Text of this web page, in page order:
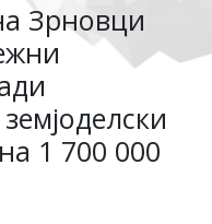
Зрновци
1 700 000